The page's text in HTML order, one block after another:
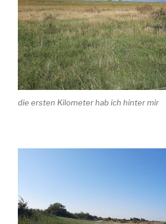
die ersten Kilometer hab ich hinter mir